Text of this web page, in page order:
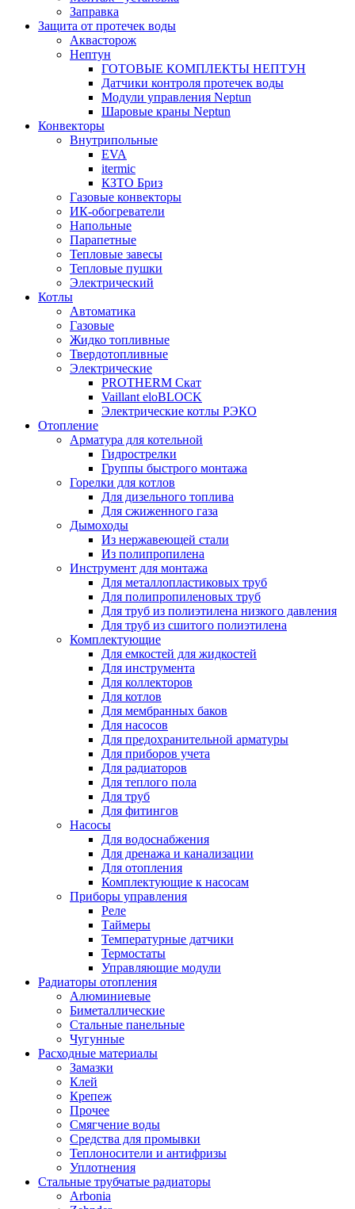
Заправка
Защита от протечек воды
Аквасторож
Нептун
ГОТОВЫЕ КОМПЛЕКТЫ НЕПТУН
Датчики контроля протечек воды
Модули управления Neptun
Шаровые краны Neptun
Конвекторы
Внутрипольные
EVA
itermic
КЗТО Бриз
Газовые конвекторы
ИК-обогреватели
Напольные
Парапетные
Тепловые завесы
Тепловые пушки
Электрический
Котлы
Автоматика
Газовые
Жидко топливные
Твердотопливные
Электрические
PROTHERM Скат
Vaillant eloBLOCK
Электрические котлы РЭКО
Отопление
Арматура для котельной
Гидрострелки
Группы быстрого монтажа
Горелки для котлов
Для дизельного топлива
Для сжиженного газа
Дымоходы
Из нержавеющей стали
Из полипропилена
Инструмент для монтажа
Для металлопластиковых труб
Для полипропиленовых труб
Для труб из полиэтилена низкого давления
Для труб из сшитого полиэтилена
Комплектующие
Для емкостей для жидкостей
Для инструмента
Для коллекторов
Для котлов
Для мембранных баков
Для насосов
Для предохранительной арматуры
Для приборов учета
Для радиаторов
Для теплого пола
Для труб
Для фитингов
Насосы
Для водоснабжения
Для дренажа и канализации
Для отопления
Комплектующие к насосам
Приборы управления
Реле
Таймеры
Температурные датчики
Термостаты
Управляющие модули
Радиаторы отопления
Алюминиевые
Биметаллические
Стальные панельные
Чугунные
Расходные материалы
Замазки
Клей
Крепеж
Прочее
Смягчение воды
Средства для промывки
Теплоносители и антифризы
Уплотнения
Стальные трубчатые радиаторы
Arbonia